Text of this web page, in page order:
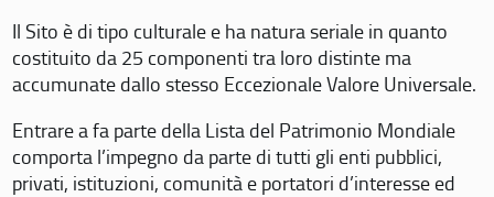
Il Sito è di tipo culturale e ha natura seriale in quanto
costituito da 25 componenti tra loro distinte ma
accumunate dallo stesso Eccezionale Valore Universale.
Entrare a fa parte della Lista del Patrimonio Mondiale
comporta l’impegno da parte di tutti gli enti pubblici,
privati, istituzioni, comunità e portatori d’interesse ed